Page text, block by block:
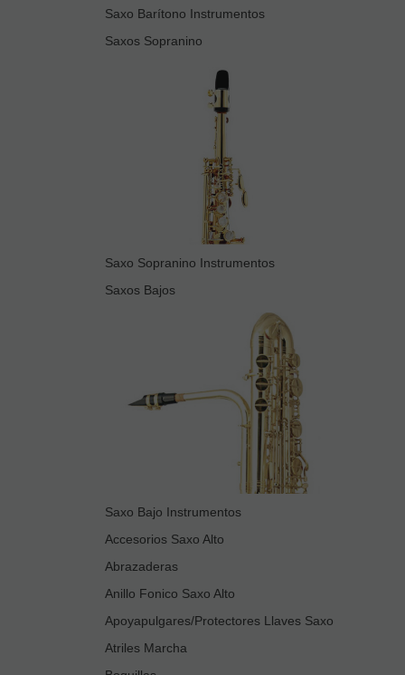
Saxo Barítono Instrumentos
Saxos Sopranino
Saxo Sopranino Instrumentos
Saxos Bajos
Saxo Bajo Instrumentos
Accesorios Saxo Alto
Abrazaderas
Anillo Fonico Saxo Alto
Apoyapulgares/Protectores Llaves Saxo
Atriles Marcha